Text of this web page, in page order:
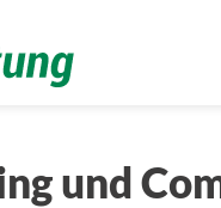
und